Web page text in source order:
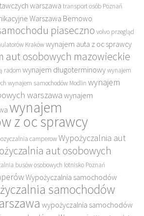
warszawa transport osób Poznań
Warszawa Bemowo
piaseczno volvo przegląd
Krakówwynajem auta z oc sprawcy
aut osobowych mazowieckie
radom wynajem długoterminowywynajem
wynajem samochodów Modlin wynajem
warszawa wynajem
wynajem
z oc sprawcy
camperowWypożyczalnia aut
aut osobowych
busów osobowych lotnisko Poznań
Wypożyczalnia samochodów
samochodów
wypożyczalnia samochodów